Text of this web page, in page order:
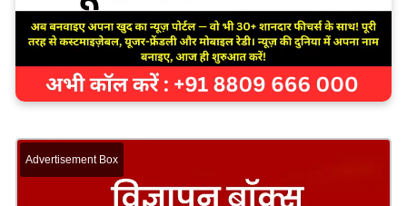
Advertisement Box